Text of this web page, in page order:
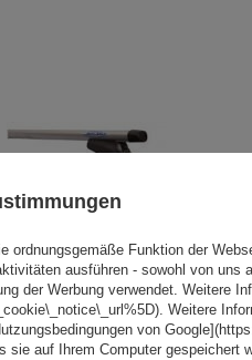
ordnungsgemäße Funktion der
ausführen - sowohl von
der Werbung verwendet. Weitere
Weitere
von
sie auf Ihrem Computer gespeichert